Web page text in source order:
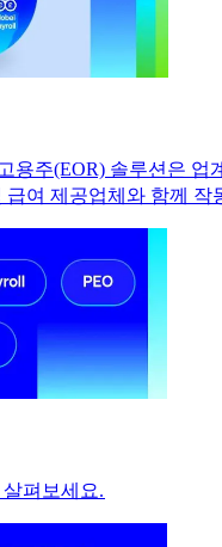
용주(EOR) 솔루션은 업
급여 제공업체와 함께 작
펴보세요.​​